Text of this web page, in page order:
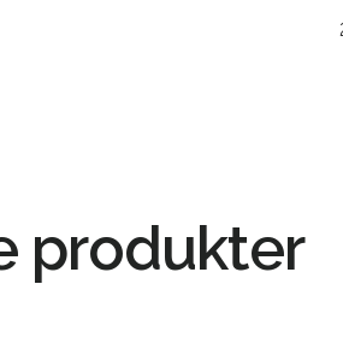
produkter